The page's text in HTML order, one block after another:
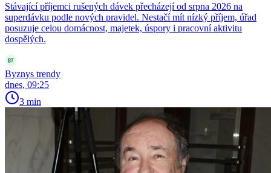
Stávající příjemci rušených dávek přecházejí od srpna 2026 na
superdávku podle nových pravidel. Nestačí mít nízký příjem, úřad
posuzuje celou domácnost, majetek, úspory i pracovní aktivitu
dospělých.
Byznys trendy
dnes, 09:25
3 min